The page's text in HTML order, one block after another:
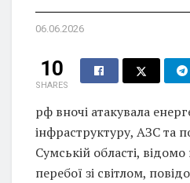
06.06.2026
10
SHARES
рф вночі атакувала
інфраструктуру, АЗС та
Сумській області,
перебої зі світлом,